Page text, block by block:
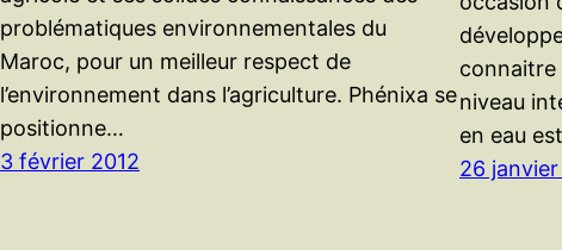
problématiques environnementales du
Maroc, pour un meilleur respect de
l’environnement dans l’agriculture. Phénixa se
positionne…
3 février 2012
connaitre
niveau
en eau
26 janvier